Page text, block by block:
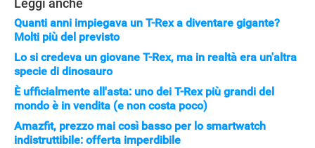
Leggi anche
Quanti anni impiegava un T-Rex a diventare gigante?
Molti più del previsto
Lo si credeva un giovane T-Rex, ma in realtà era un'altra
specie di dinosauro
È ufficialmente all'asta: uno dei T-Rex più grandi del
mondo è in vendita (e non costa poco)
Amazfit, prezzo mai così basso per lo smartwatch
indistruttibile: offerta imperdibile